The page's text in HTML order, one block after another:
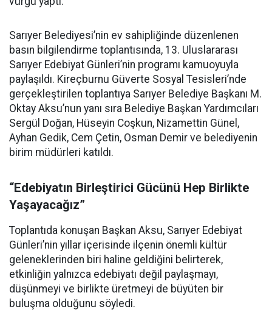
Sarıyer Belediyesi’nin ev sahipliğinde düzenlenen
basın bilgilendirme toplantısında, 13. Uluslararası
Sarıyer Edebiyat Günleri’nin programı kamuoyuyla
paylaşıldı. Kireçburnu Güverte Sosyal Tesisleri’nde
gerçekleştirilen toplantıya Sarıyer Belediye Başkanı M.
Oktay Aksu’nun yanı sıra Belediye Başkan Yardımcıları
Sergül Doğan, Hüseyin Coşkun, Nizamettin Günel,
Ayhan Gedik, Cem Çetin, Osman Demir ve belediyenin
birim müdürleri katıldı.
“Edebiyatın Birleştirici Gücünü Hep Birlikte
Yaşayacağız”
Toplantıda konuşan Başkan Aksu, Sarıyer Edebiyat
Günleri’nin yıllar içerisinde ilçenin önemli kültür
geleneklerinden biri haline geldiğini belirterek,
etkinliğin yalnızca edebiyatı değil paylaşmayı,
düşünmeyi ve birlikte üretmeyi de büyüten bir
buluşma olduğunu söyledi.